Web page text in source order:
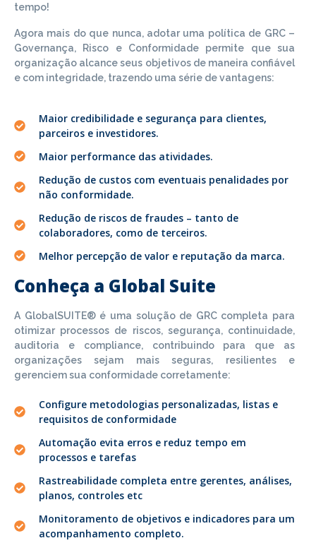
tempo!
Agora mais do que nunca, adotar uma política de GRC –
Governança, Risco e Conformidade permite que sua
organização alcance seus objetivos de maneira confiável
e com integridade, trazendo uma série de vantagens:
Maior credibilidade e segurança para clientes,
parceiros e investidores.
Maior performance das atividades.
Redução de custos com eventuais penalidades por
não conformidade.
Redução de riscos de fraudes – tanto de
colaboradores, como de terceiros.
Melhor percepção de valor e reputação da marca.
Conheça a Global Suite
A GlobalSUITE® é uma solução de GRC completa para
otimizar processos de riscos, segurança, continuidade,
auditoria e compliance, contribuindo para que as
organizações sejam mais seguras, resilientes e
gerenciem sua conformidade corretamente:
Configure metodologias personalizadas, listas e
requisitos de conformidade
Automação evita erros e reduz tempo em
processos e tarefas
Rastreabilidade completa entre gerentes, análises,
planos, controles etc
Monitoramento de objetivos e indicadores para um
acompanhamento completo.